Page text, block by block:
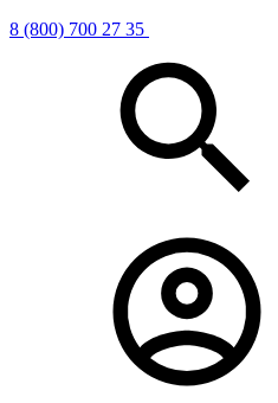
8 (800) 700 27 35